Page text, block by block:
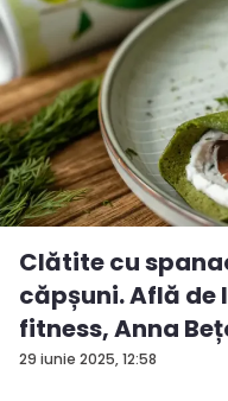
29 iunie 2025, 12:58
Clătite cu
căpșuni. Află de
fitness, Anna
rețete...